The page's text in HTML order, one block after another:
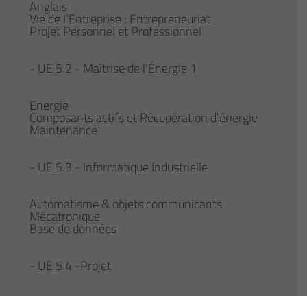
Anglais
Vie de l’Entreprise : Entrepreneuriat
Projet Personnel et Professionnel
- UE 5.2 - Maîtrise de l'Énergie 1
Energie
Composants actifs et Récupération d'énergie
Maintenance
- UE 5.3 - Informatique Industrielle
Automatisme & objets communicants
​​​​​​​Mécatronique
Base de données
- UE 5.4 -Projet